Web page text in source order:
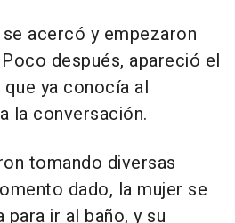
acercó y empezaron
después, apareció el
ya conocía al
la conversación.
tomando diversas
dado, la mujer se
ir al baño, y su